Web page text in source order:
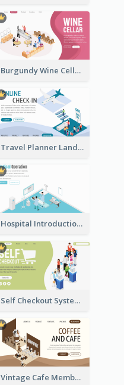
Burgundy Wine Cellar Website Landing Page
Travel Planner Landing Page With Isometric Diagram
Hospital Introduction Landing Page With Isometric Diagram
Self Checkout System Introduction Landing Page
Vintage Cafe Membership Registration Page With Isometric Graphics